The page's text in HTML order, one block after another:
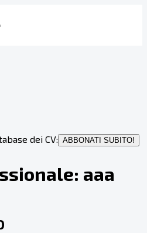
dei CV: ABBONATI SUBITO!
aaa